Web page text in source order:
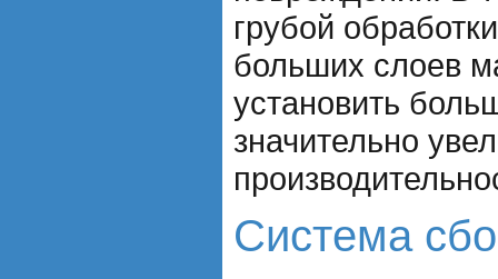
грубой
больших слоев
установить
значительно
Система